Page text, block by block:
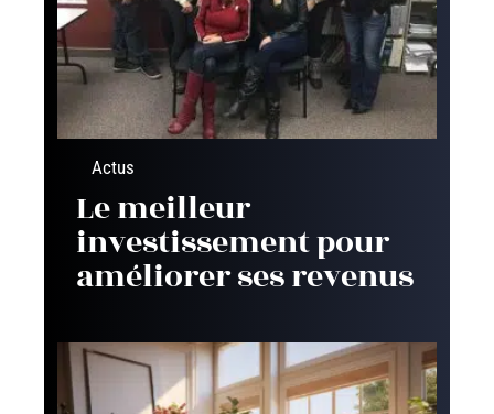
Actus
Le meilleur
investissement pour
améliorer ses revenus